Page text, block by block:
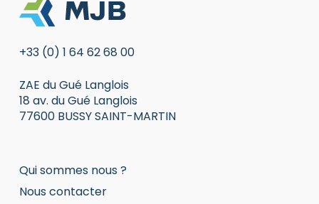
+33 (0) 1 64 62 68 00
ZAE du Gué Langlois
18 av. du Gué Langlois
77600 BUSSY SAINT-MARTIN
Qui sommes nous ?
Nous contacter